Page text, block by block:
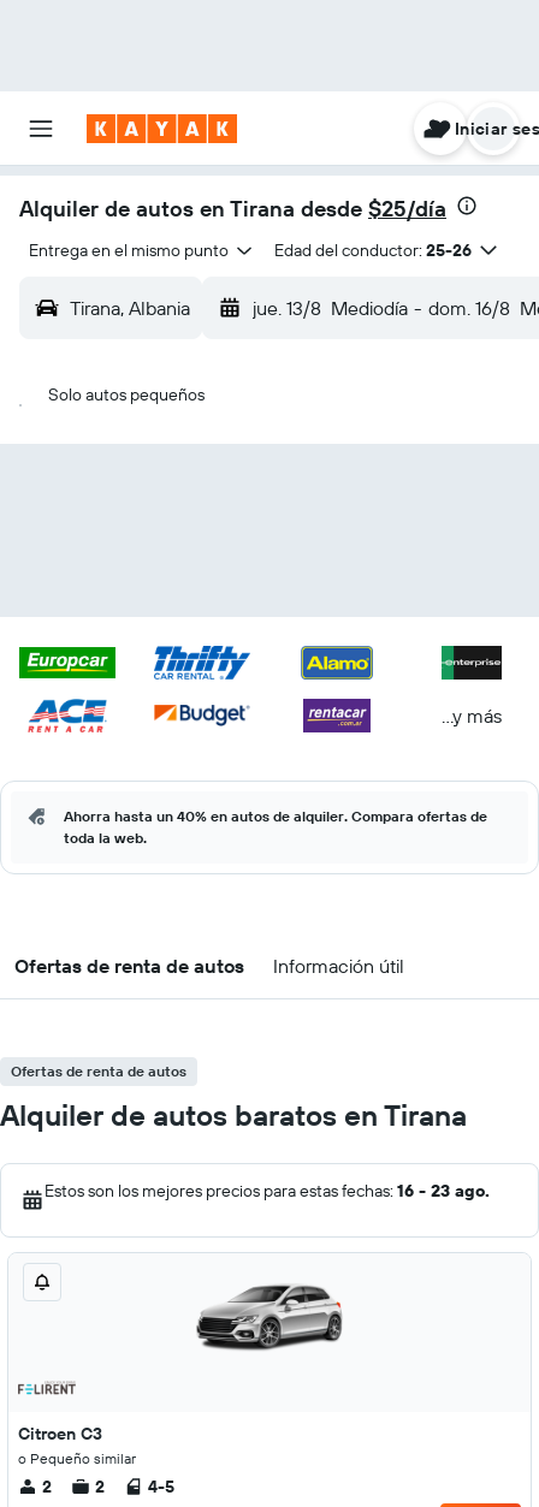
Iniciar
Alquiler de autos en Tirana desde $25/día
Entrega en el mismo punto Edad del conductor: 25-26
Tirana, Albania jue. 13/8 Mediodía - dom. 16/8
Solo autos pequeños
...y más
Ahorra hasta un 40% en autos de alquiler. Compara ofertas de
toda la web.
Ofertas de renta de autos Información útil
Ofertas de renta de autos
Alquiler de autos baratos en Tirana
Estos son los mejores precios para estas fechas: 16 - 23 ago.
Citroen C3
o Pequeño similar
2 2 4-5